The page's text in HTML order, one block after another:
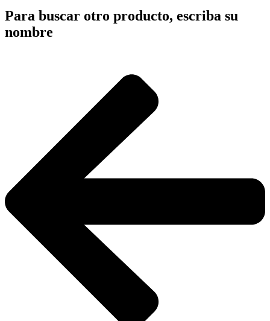
Para buscar otro producto, escriba su
nombre